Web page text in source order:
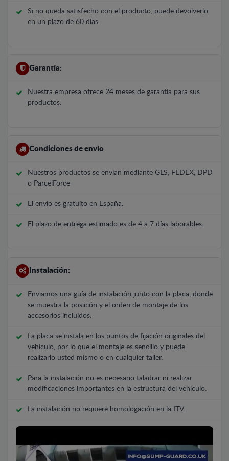
Si no queda satisfecho con el producto, puede devolverlo
en un plazo de 60 días.
Garantía:
Nuestra empresa ofrece 24 meses de garantía para sus
productos.
Condiciones de envío
Nuestros productos se envían mediante GLS, FEDEX, DPD
o ParcelForce
El envío es gratuito en España.
El plazo de entrega estimado es de 4 a 7 días laborables.
Instalación:
Enviamos una guía de instalación junto con la placa, donde
se muestra la posición y el orden de montaje de los
accesorios incluidos.
La placa se instala en los puntos de fijación originales del
vehículo, por lo que el montaje es sencillo y puede
realizarlo usted mismo o en cualquier taller.
Para la instalación no es necesario taladrar ni realizar
modificaciones importantes en la estructura del vehículo.
La instalación no requiere homologación en la ITV.